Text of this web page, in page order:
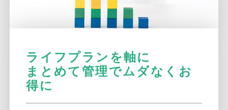
ライフプランを軸に
まとめて管理でムダなくお
得に